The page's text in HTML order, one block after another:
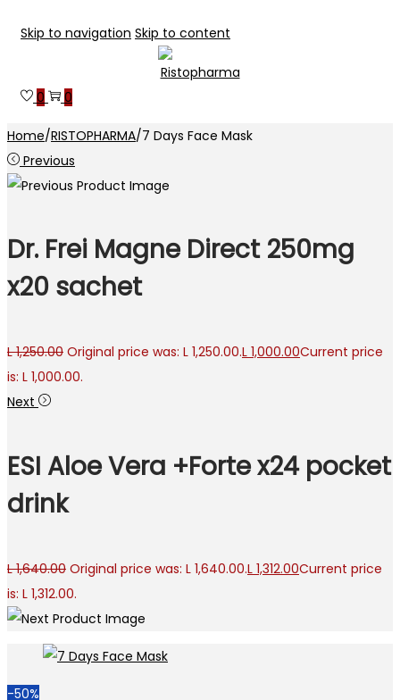
Skip to navigation Skip to content
0 0
Home/RISTOPHARMA/7 Days Face Mask
Previous
Dr. Frei Magne Direct 250mg
x20 sachet
L1,250.00 Original price was: L 1,250.00.L 1,000.00Current price
is: L 1,000.00.
Next
ESI Aloe Vera +Forte x24 pocket
drink
L1,640.00 Original price was: L 1,640.00.L 1,312.00Current price
is: L 1,312.00.
-50%